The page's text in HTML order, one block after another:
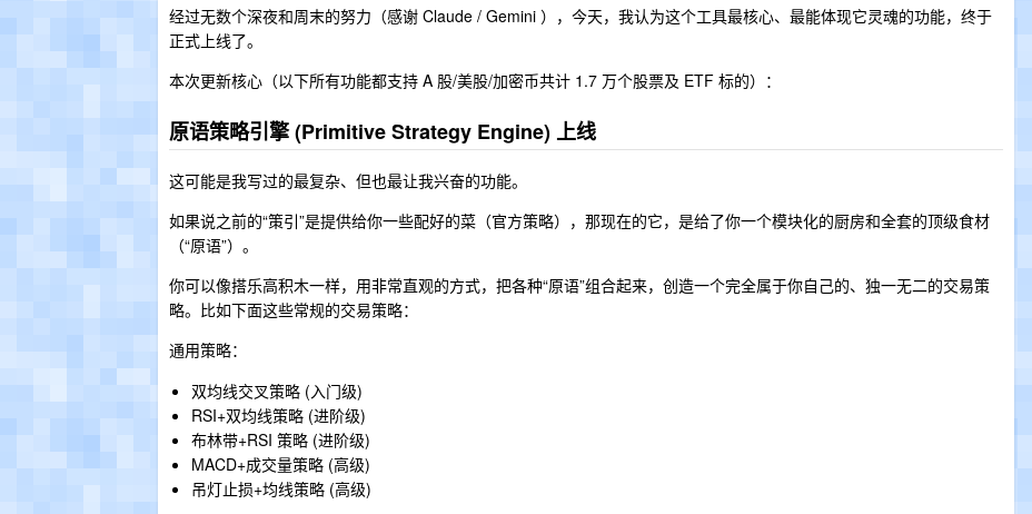
经过无数个深夜和周末的努力（感谢 Claude / Gemini ），今天，我认为这个工具最核心、最能体现它灵魂的功能，终于
正式上线了。
本次更新核心（以下所有功能都支持 A 股/美股/加密币共计 1.7 万个股票及 ETF 标的）：
原语策略引擎 (Primitive Strategy Engine) 上线
这可能是我写过的最复杂、但也最让我兴奋的功能。
如果说之前的“策引”是提供给你一些配好的菜（官方策略），那现在的它，是给了你一个模块化的厨房和全套的顶级食材
（“原语”）。
你可以像搭乐高积木一样，用非常直观的方式，把各种“原语”组合起来，创造一个完全属于你自己的、独一无二的交易策
略。比如下面这些常规的交易策略：
通用策略：
双均线交叉策略 (入门级)
RSI+双均线策略 (进阶级)
布林带+RSI 策略 (进阶级)
MACD+成交量策略 (高级)
吊灯止损+均线策略 (高级)